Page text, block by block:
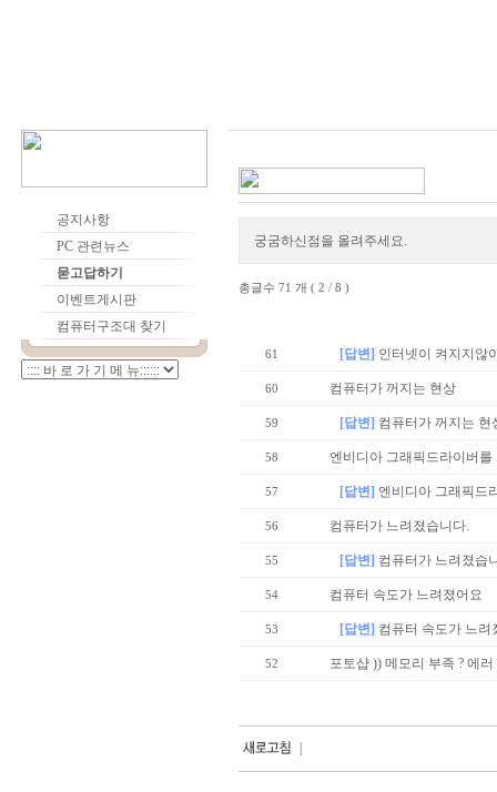
공지사항
PC 관련뉴스
묻고답하기
이벤트게시판
컴퓨터구조대 찾기
궁굼하신점을 올려주세요.
총글수 71 개 ( 2 / 8 )
61 [답변] 인터넷이 켜지지않
60 컴퓨터가 꺼지는 현상
59 [답변] 컴퓨터가 꺼지는 현
58 엔비디아 그래픽드라이버를
57 [답변] 엔비디아 그래픽드
56 컴퓨터가 느려졌습니다.
55 [답변] 컴퓨터가 느려졌습
54 컴퓨터 속도가 느려졌어요
53 [답변] 컴퓨터 속도가 느려
52 포토샵 )) 메모리 부족 ? 에러